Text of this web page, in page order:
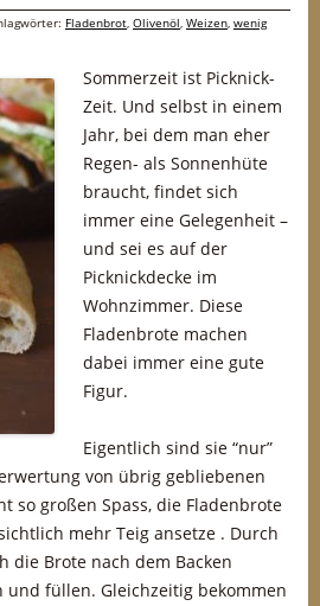
Fladenbrot, Olivenöl, Weizen, wenig
Sommerzeit ist Picknick-
Zeit. Und selbst in einem
Jahr, bei dem man eher
Regen- als Sonnenhüte
braucht, findet sich
immer eine Gelegenheit –
und sei es auf der
Picknickdecke im
Wohnzimmer. Diese
Fladenbrote machen
dabei immer eine gute
Figur.
Eigentlich sind sie “nur”
von übrig gebliebenen
so großen Spass, die Fladenbrote
mehr Teig ansetze . Durch
die Brote nach dem Backen
füllen. Gleichzeitig bekommen